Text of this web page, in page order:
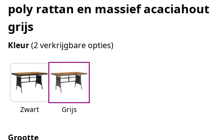
poly rattan en massief acaciahout
grijs
Kleur(2 verkrijgbare opties)
Zwart Grijs
Grootte